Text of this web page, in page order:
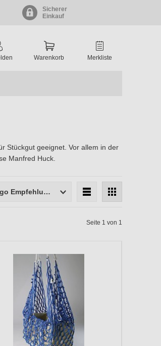
Sicherer
Einkauf
Warenkorb Merkliste
Stückgut geeignet. Vor allem in der
Manfred Huck.
hawego Empfehlung
Seite 1 von 1